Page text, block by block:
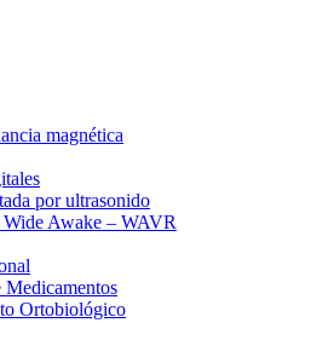
magnética
por ultrasonido
Awake – WAVR
Medicamentos
Ortobiológico